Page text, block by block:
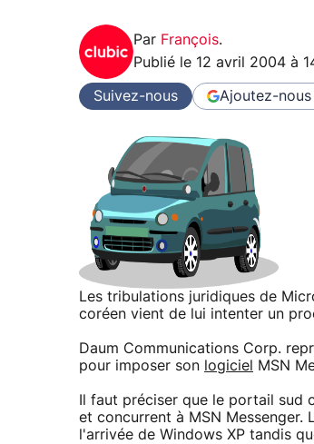
Par François.
Publié le 12 avril 2004 à
Suivez-nous Ajoutez-
Les tribulations juridiques de
coréen vient de lui intenter un
Daum Communications Corp.
pour imposer son logiciel MSN
Il faut préciser que le portail sud
et concurrent à MSN
l'arrivée de Windows XP tandis